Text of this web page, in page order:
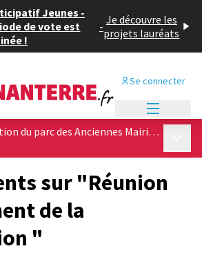
Jeunes -
de vote est
!
- Je découvre les
projets lauréats
Se connecter
Extension et rénovation du parc des Anciennes Mairies, &quot;poumon vert&quot; du centre ville
sur "Réunion
de la
"